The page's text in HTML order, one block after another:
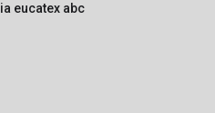
eucatex abc